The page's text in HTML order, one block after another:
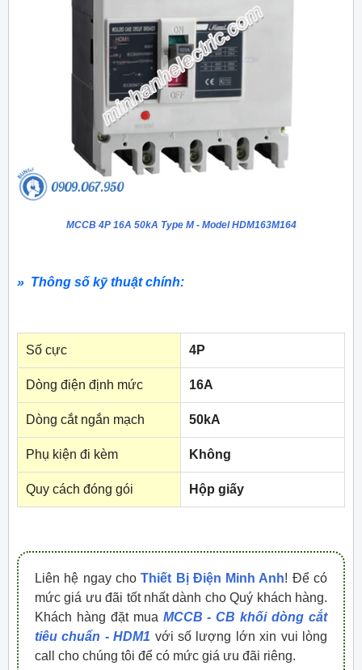
MCCB 4P 16A 50kA Type M - Model HDM163M164
» Thông số kỹ thuật chính:
Số cực 4P
Dòng điện định mức 16A
Dòng cắt ngắn mạch 50kA
Phụ kiện đi kèm Không
Quy cách đóng gói Hộp giấy
Liên hệ ngay choThiết Bị Điện Minh Anh! Để có
mức giá ưu đãi tốt nhất dành cho Quý khách hàng.
Khách hàng đặt mua MCCB - CB khối dòng cắt
tiêu chuẩn - HDM1 với số lượng lớn xin vui lòng
call cho chúng tôi để có mức giá ưu đãi riêng.